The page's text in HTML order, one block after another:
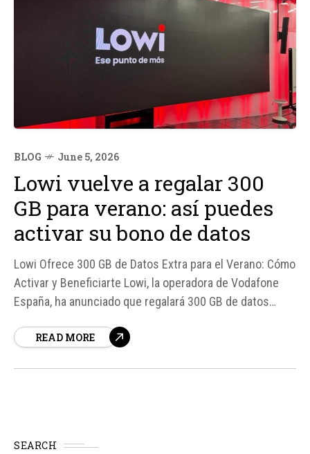
BLOG June 5, 2026
Lowi vuelve a regalar 300
GB para verano: así puedes
activar su bono de datos
Lowi Ofrece 300 GB de Datos Extra para el Verano: Cómo
Activar y Beneficiarte Lowi, la operadora de Vodafone
España, ha anunciado que regalará 300 GB de datos
disponible desde el 15 de junio hasta el 31 de agosto, y
READ MORE
SEARCH